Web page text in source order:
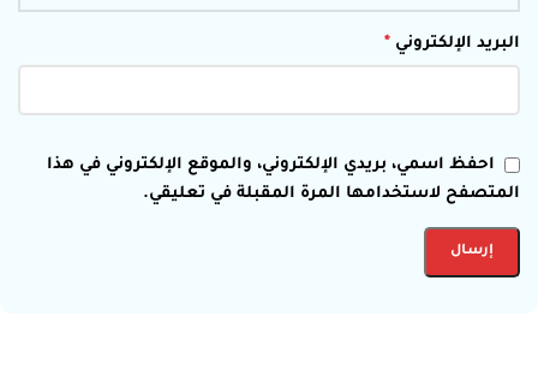
البريد الإلكتروني *
احفظ اسمي، بريدي الإلكتروني، والموقع الإلكتروني في هذا
المتصفح لاستخدامها المرة المقبلة في تعليقي.